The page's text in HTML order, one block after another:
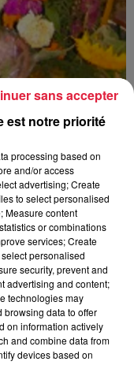
0h00
0h00
- HUSSEREN-
est notre priorité
processing based on
and/or access
advertising; Create
to select personalised
Measure content
or combinations
services; Create
personalised
security, prevent and
advertising and content;
technologies may
browsing data to offer
on information actively
and combine data from
devices based on
sans accepter